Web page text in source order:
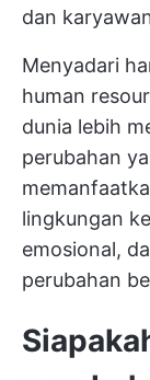
dan
Menyadari
human
dunia lebih
perubahan
lingkungan
emosional,
perubahan